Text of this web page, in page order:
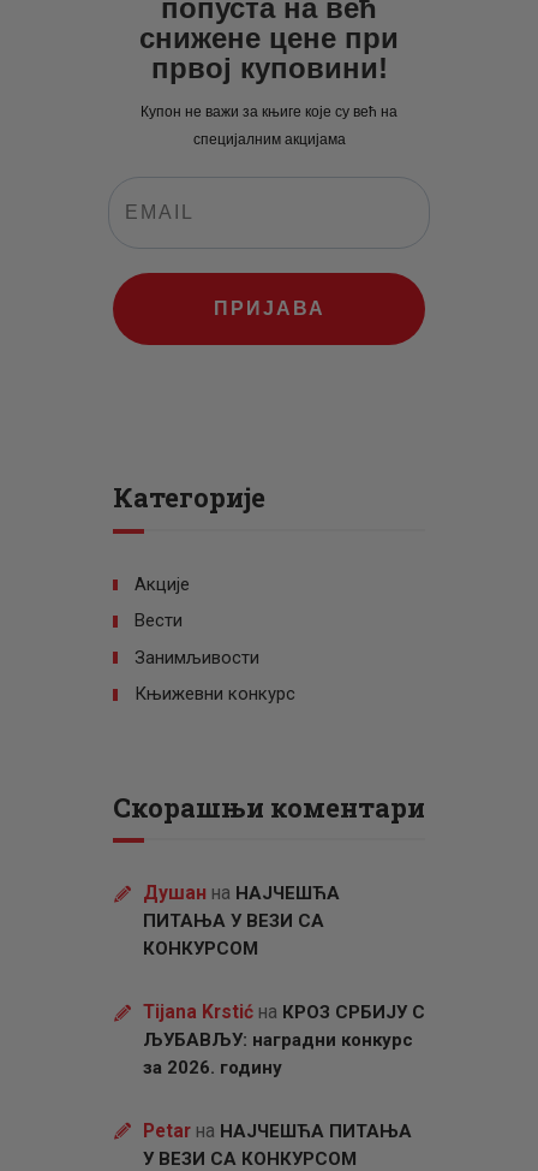
попуста на већ
снижене цене при
првој куповини!
Купон не важи за књиге које су већ на
специјалним акцијама
ПРИЈАВА
Категорије
Акције
Вести
Занимљивости
Књижевни конкурс
Скорашњи коментари
Душан на НАЈЧЕШЋА
ПИТАЊА У ВЕЗИ СА
КОНКУРСОМ
Tijana Krstićна КРОЗ СРБИЈУ С
ЉУБАВЉУ: наградни конкурс
за 2026. годину
Petarна НАЈЧЕШЋА ПИТАЊА
У ВЕЗИ СА КОНКУРСОМ